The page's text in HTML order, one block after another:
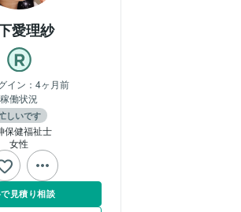
愛理紗
イン： 4ヶ月前
稼働状況
しいです
保健福祉士
女性
見積り相談